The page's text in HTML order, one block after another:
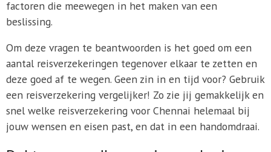
factoren die meewegen in het maken van een
beslissing.
Om deze vragen te beantwoorden is het goed om een
aantal reisverzekeringen tegenover elkaar te zetten en
deze goed af te wegen. Geen zin in en tijd voor? Gebruik
een reisverzekering vergelijker! Zo zie jij gemakkelijk en
snel welke reisverzekering voor Chennai helemaal bij
jouw wensen en eisen past, en dat in een handomdraai.